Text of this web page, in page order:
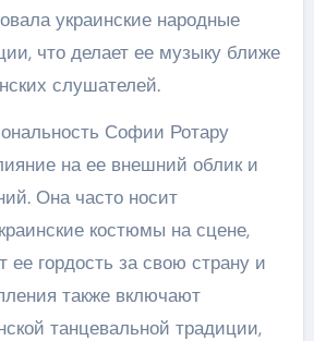
украинские народные
что делает ее музыку ближе
слушателей.
Софии Ротару
на ее внешний облик и
Она часто носит
костюмы на сцене,
ее гордость за свою страну и
также включают
танцевальной традиции,